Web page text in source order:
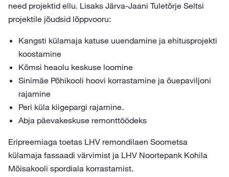
need projektid ellu. Lisaks Järva-Jaani Tuletõrje Seltsi
projektile jõudsid lõppvooru:
Kangsti külamaja katuse uuendamine ja ehitusprojekti
koostamine
Kõmsi heaolu keskuse loomine
Sinimäe Põhikooli hoovi korrastamine ja õuepaviljoni
rajamine
Peri küla kiigepargi rajamine.
Abja päevakeskuse remonttöödeks
Eripreemiaga toetas LHV remondilaen Soometsa
külamaja fassaadi värvimist ja LHV Noortepank Kohila
Mõisakooli spordiala korrastamist.